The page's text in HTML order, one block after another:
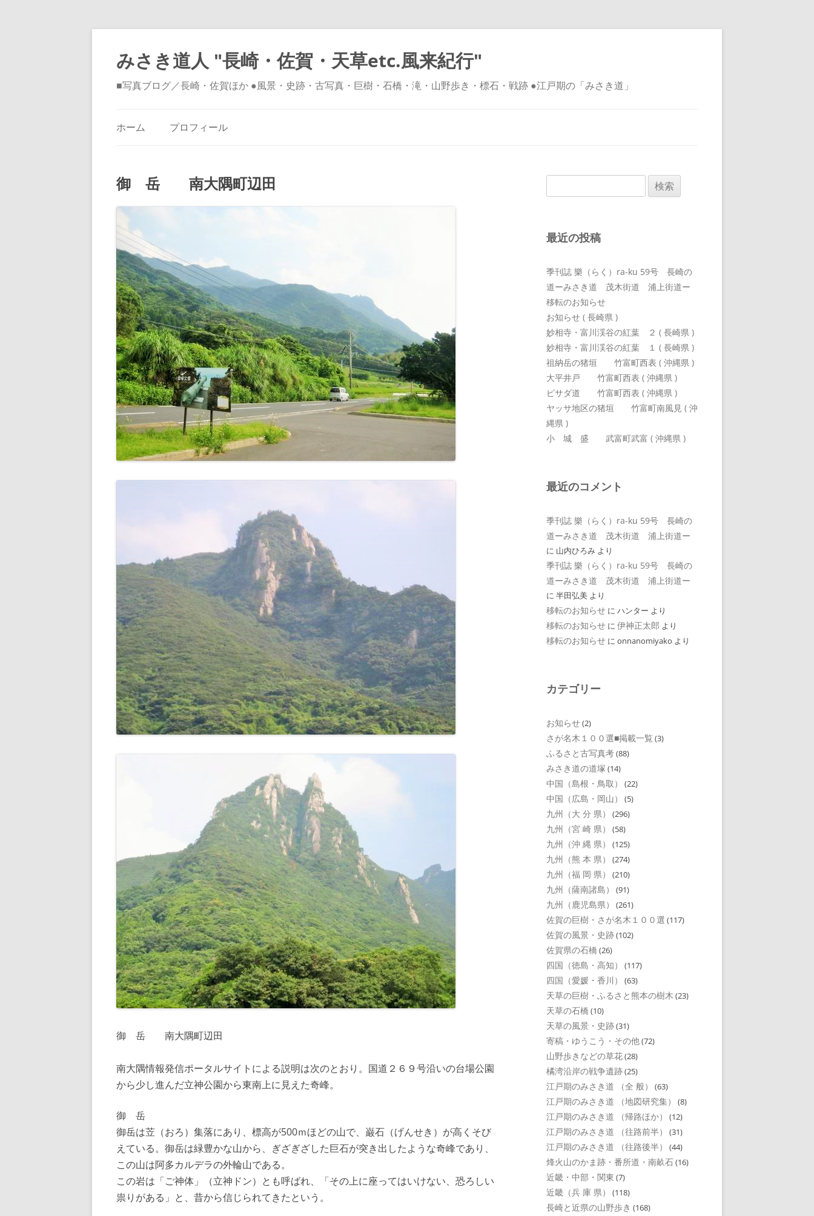
みさき道人 "長崎・佐賀・天草etc.風来紀行"
■写真ブログ／長崎・佐賀ほか ●風景・史跡・古写真・巨樹・石橋・滝・山野歩き・標石・戦跡 ●江戸期の「みさき道」
ホーム プロフィール
御 岳 南大隅町辺田
御 岳 南大隅町辺田
南大隅情報発信ポータルサイトによる説明は次のとおり。国道２６９号沿いの台場公園
から少し進んだ立神公園から東南上に見えた奇峰。
御 岳
御岳は苙（おろ）集落にあり、標高が500ｍほどの山で、巌石（げんせき）が高くそび
えている。御岳は緑豊かな山から、ぎざぎざした巨石が突き出したような奇峰であり、
この山は阿多カルデラの外輪山である。
この岩は「ご神体」（立神ドン）とも呼ばれ、「その上に座ってはいけない、恐ろしい
祟りがある」と、昔から信じられてきたという。
索:
最近の投稿
季刊誌 樂（らく）ra-ku 59号 長崎の
道ーみさき道 茂木街道 浦上街道ー
移転のお知らせ
お知らせ ( 長崎県 )
妙相寺・富川渓谷の紅葉 ２ ( 長崎県 )
妙相寺・富川渓谷の紅葉 １ ( 長崎県 )
祖納岳の猪垣 竹富町西表 ( 沖縄県 )
大平井戸 竹富町西表 ( 沖縄県 )
ピサダ道 竹富町西表 ( 沖縄県 )
ヤッサ地区の猪垣 竹富町南風見 ( 沖
縄県 )
小 城 盛 武富町武富 ( 沖縄県 )
最近のコメント
季刊誌 樂（らく）ra-ku 59号 長崎の
道ーみさき道 茂木街道 浦上街道ー
に 山内ひろみ より
季刊誌 樂（らく）ra-ku 59号 長崎の
道ーみさき道 茂木街道 浦上街道ー
に 半田弘美 より
移転のお知らせ に ハンター より
移転のお知らせ に 伊神正太郎 より
移転のお知らせ に onnanomiyako より
カテゴリー
お知らせ(2)
さが名木１００選■掲載一覧 (3)
ふるさと古写真考(88)
みさき道の道塚 (14)
中国（島根・鳥取） (22)
中国（広島・岡山） (5)
九州（大 分 県） (296)
九州（宮 崎 県） (58)
九州（沖 縄 県） (125)
九州（熊 本 県） (274)
九州（福 岡 県） (210)
九州（薩南諸島） (91)
九州（鹿児島県） (261)
佐賀の巨樹・さが名木１００選 (117)
佐賀の風景・史跡(102)
佐賀県の石橋 (26)
四国（徳島・高知） (117)
四国（愛媛・香川） (63)
天草の巨樹・ふるさと熊本の樹木 (23)
天草の石橋 (10)
天草の風景・史跡(31)
寄稿・ゆうこう・その他(72)
山野歩きなどの草花(28)
橘湾沿岸の戦争遺跡(25)
江戸期のみさき道 （全 般） (63)
江戸期のみさき道 （地図研究集） (8)
江戸期のみさき道 （帰路ほか） (12)
江戸期のみさき道 （往路前半） (31)
江戸期のみさき道 （往路後半） (44)
烽火山のかま跡・番所道・南畝石(16)
近畿・中部・関東 (7)
近畿（兵 庫 県） (118)
長崎と近県の山野歩き (168)